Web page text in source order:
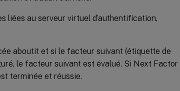
liées au serveur virtuel d’authentification,
aboutit et si le facteur suivant (étiquette de
le facteur suivant est évalué. Si Next Factor
terminée et réussie.